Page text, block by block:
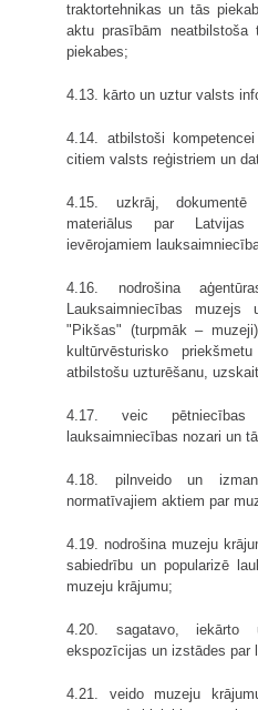
traktortehnikas un tās
aktu prasībām neatbilstoša
piekabes;
4.13. kārto un uztur valsts
4.14. atbilstoši
citiem valsts reģistriem un
4.15. uzkrāj, dokumentē
materiālus par Latvijas
ievērojamiem
4.16. nodrošina
Lauksaimniecības
"Pikšas" (turpmāk –
kultūrvēsturisko
atbilstošu uzturēšanu,
4.17. veic
lauksaimniecības nozari un
4.18. pilnveido un
normatīvajiem aktiem par
4.19. nodrošina muzeju
sabiedrību un popularizē
muzeju krājumu;
4.20. sagatavo, iekārto
ekspozīcijas un izstādes par
4.21. veido muzeju